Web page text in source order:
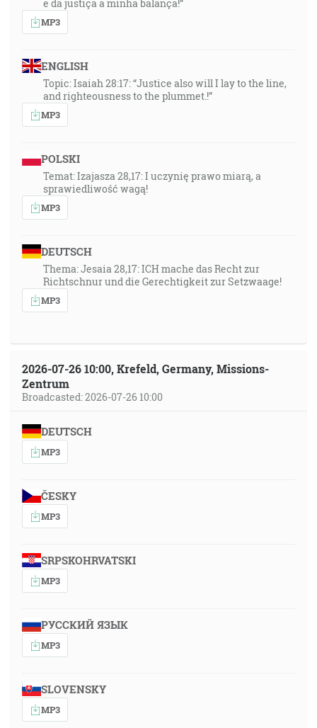
e da justiça a minha balança!”
MP3
ENGLISH
Topic: Isaiah 28:17: “Justice also will I lay to the line,
and righteousness to the plummet.!”
MP3
POLSKI
Temat: Izajasza 28,17: I uczynię prawo miarą, a
sprawiedliwość wagą!
MP3
DEUTSCH
Thema: Jesaia 28,17: ICH mache das Recht zur
Richtschnur und die Gerechtigkeit zur Setzwaage!
MP3
2026-07-26 10:00, Krefeld, Germany, Missions-
Zentrum
Broadcasted: 2026-07-26 10:00
DEUTSCH
MP3
ČESKY
MP3
SRPSKOHRVATSKI
MP3
РУССКИЙ ЯЗЫК
MP3
SLOVENSKY
MP3